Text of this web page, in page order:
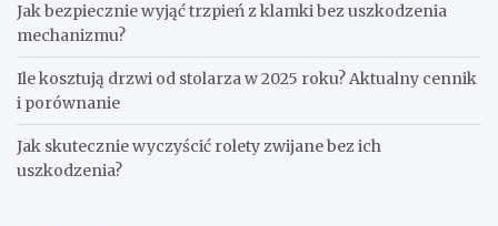
Jak bezpiecznie wyjąć trzpień z klamki bez uszkodzenia
mechanizmu?
Ile kosztują drzwi od stolarza w 2025 roku? Aktualny cennik
i porównanie
Jak skutecznie wyczyścić rolety zwijane bez ich
uszkodzenia?